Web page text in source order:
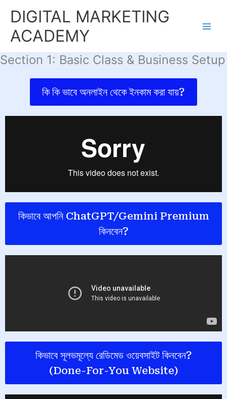
DIGITAL MARKETING
ACADEMY
Section 1: Basic Class & Business Setup
কি কি ভাবে অনলাইন থেকে ইনকাম করা যায়?
কিভাবে আপনি ChatGPT/Gemini Premium
কিনবেন?
কিভাবে সূলভমূল্যে রেডিমেড ওয়েবসাইট কিনবেন?
(Done-For-You Website)